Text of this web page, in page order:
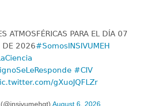
ATMOSFÉRICAS PARA EL DÍA 07
DE 2026#SomosINSIVUMEH
#CIV
gXuoJQFLZr
August 6, 2026